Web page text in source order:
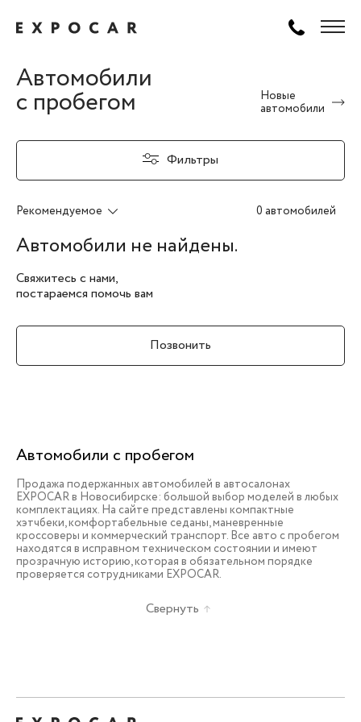
Автомобили
с пробегом
Новые
автомобили
Фильтры
Рекомендуемое 0 автомобилей
Автомобили не найдены.
Свяжитесь с нами,
постараемся помочь вам
Позвонить
Автомобили с пробегом
Продажа подержанных автомобилей в автосалонах
EXPOCAR в Новосибирске: большой выбор моделей в любых
комплектациях. На сайте представлены компактные
хэтчбеки, комфортабельные седаны, маневренные
кроссоверы и коммерческий транспорт. Все авто с пробегом
находятся в исправном техническом состоянии и имеют
прозрачную историю, которая в обязательном порядке
проверяется сотрудниками EXPOCAR.
Свернуть